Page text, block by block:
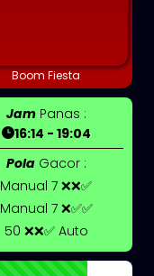
Boom Fiesta
JamPanas :
16:14 - 19:04
PolaGacor :
Manual 7 ❌❌✅
Manual 7 ❌✅✅
50 ❌❌✅ Auto